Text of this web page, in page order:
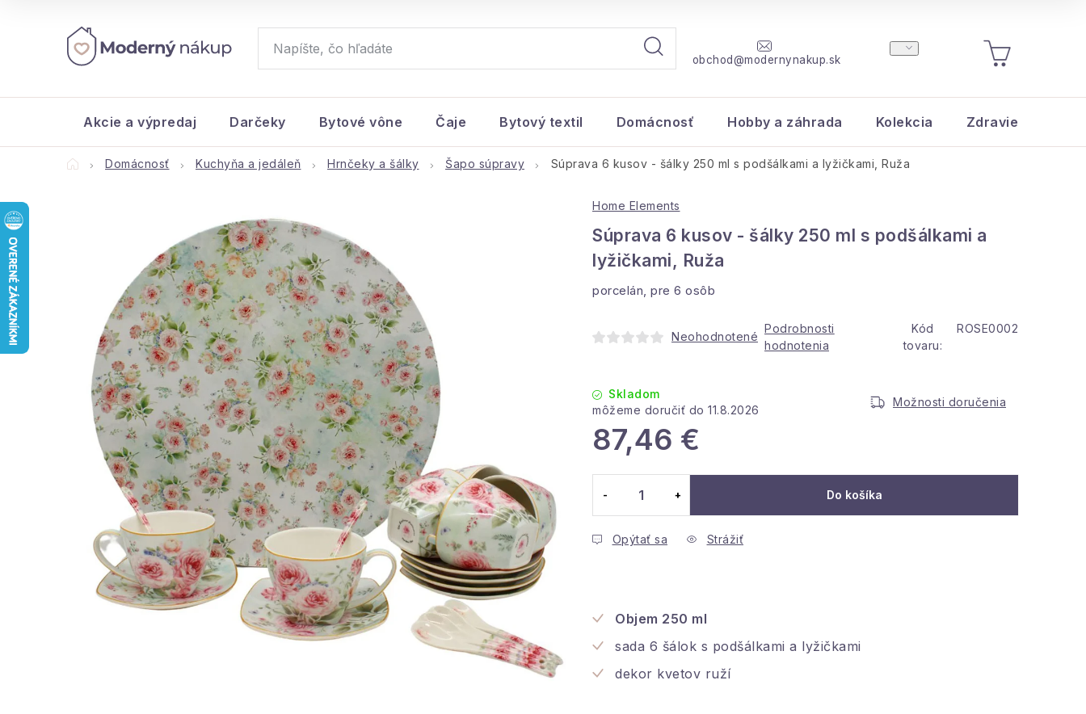
obchod@modernynakup.sk
NÁKUPNÝ
KOŠÍK
Akcie a výpredaj Darčeky Bytové vône Čaje Bytový textil Domácnosť Hobby a záhrada Kolekcia Zdravie a krása
DomovDomácnosť Kuchyňa a jedáleň Hrnčeky a šálky Šapo súpravy Súprava 6 kusov - šálky 250 ml s podšálkami a lyžičkami, Ruža
Home Elements
Súprava 6 kusov - šálky 250 ml s podšálkami a
lyžičkami, Ruža
porcelán, pre 6 osôb
Neohodnotené
Podrobnosti
hodnotenia
Kód
tovaru:
ROSE0002
Skladom
11.8.2026
Možnosti doručenia
87,46 €
Do košíka
Opýtať sa Strážiť
Objem 250 ml
sada 6 šálok s podšálkami a lyžičkami
dekor kvetov ruží